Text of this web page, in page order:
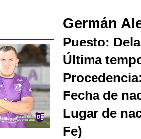
Germán
Puesto:
Última
Fecha de
Lugar de
Fe)